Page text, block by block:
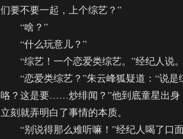
们要不要一起，上个综艺？”
“啥？”
“什么玩意儿？”
“综艺！一个恋爱类综艺。”经纪人说。
“恋爱类综艺？”朱云峰狐疑道：“说是
咯？这是要……炒绯闻？”他到底童星出身
立刻就弄明白了事情的本质。
“别说得那么难听嘛！”经纪人喝了口